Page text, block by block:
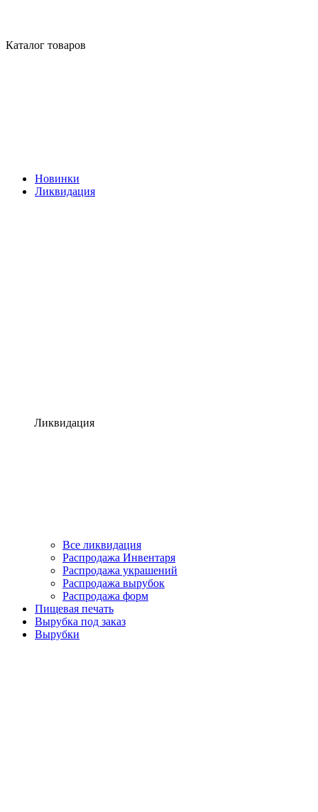
Каталог товаров
Новинки
Ликвидация
Ликвидация
Все ликвидация
Распродажа Инвентаря
Распродажа украшений
Распродажа вырубок
Распродажа форм
Пищевая печать
Вырубка под заказ
Вырубки